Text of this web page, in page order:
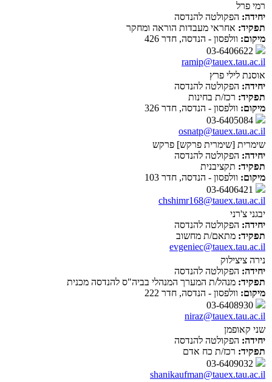
רמי פרל
יחידה: הפקולטה להנדסה
תפקיד: אחראי מעבדות הוראה ומחקר
מיקום: וולפסון - הנדסה, חדר 426
ramip@tauex.tau.ac.il
אוסנת לילי פרץ
יחידה: הפקולטה להנדסה
תפקיד: רכז/ת בחינות
מיקום: וולפסון - הנדסה, חדר 326
osnatp@tauex.tau.ac.il
שימרית [שימרית פרקש] פרקש
יחידה: הפקולטה להנדסה
תפקיד: תקציבנית
מיקום: וולפסון - הנדסה, חדר 103
chshimr168@tauex.tau.ac.il
יבגני צ'רני
יחידה: הפקולטה להנדסה
תפקיד: מתאם/ת מחשוב
evgeniec@tauex.tau.ac.il
נירה ציצילוק
יחידה: הפקולטה להנדסה
תפקיד: מנהל/ת המערך המנהלי בביה"ס להנדסה מכנית
מיקום: וולפסון - הנדסה, חדר 222
niraz@tauex.tau.ac.il
שני קאופמן
יחידה: הפקולטה להנדסה
תפקיד: רכז/ת כח אדם
shanikaufman@tauex.tau.ac.il